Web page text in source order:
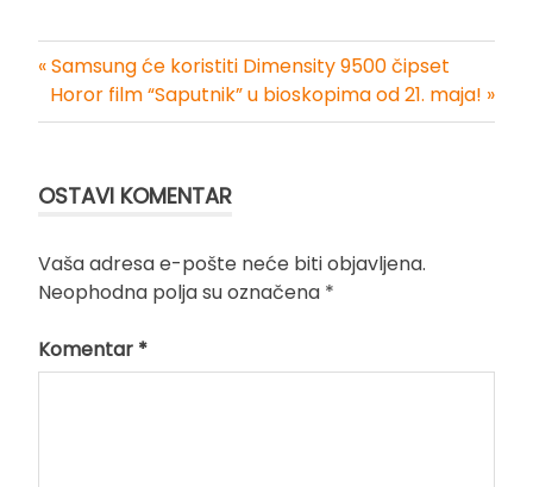
Kretanje
« Samsung će koristiti Dimensity 9500 čipset
Horor film “Saputnik” u bioskopima od 21. maja! »
OSTAVI KOMENTAR
Vaša adresa e-pošte neće biti objavljena.
Neophodna polja su označena *
Komentar *